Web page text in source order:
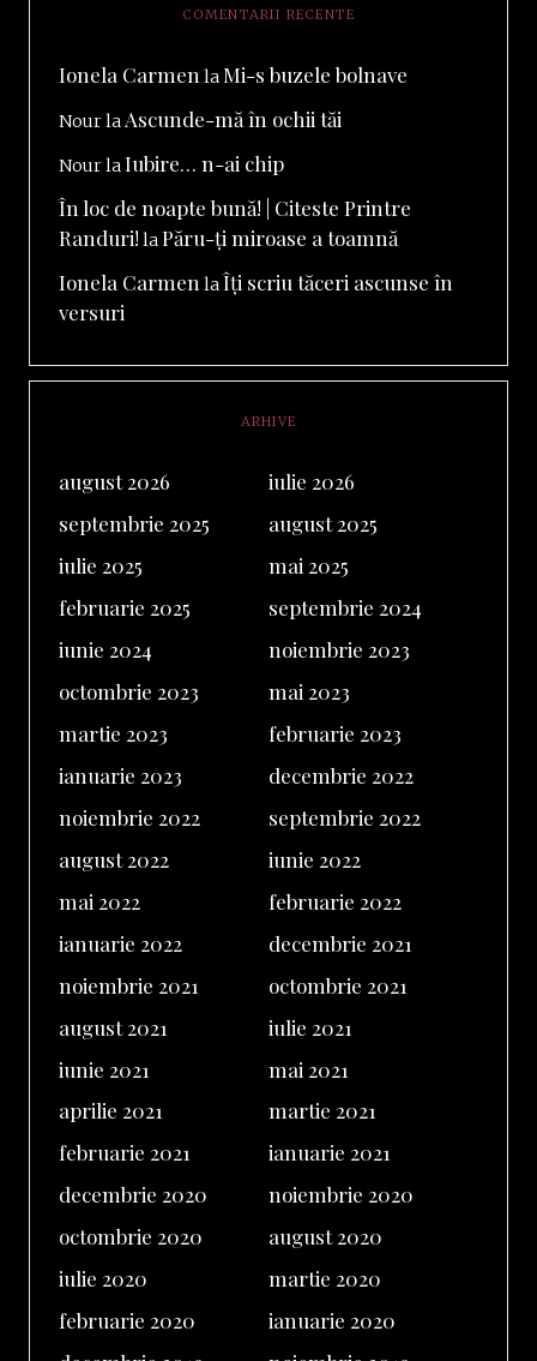
COMENTARII RECENTE
Ionela Carmen laMi-s buzele bolnave
Nourla Ascunde-mă în ochii tăi
NourlaIubire… n-ai chip
În loc de noapte bună! | Citeste Printre
Randuri! laPăru-ți miroase a toamnă
Ionela Carmen laÎți scriu tăceri ascunse în
versuri
ARHIVE
august 2026
iulie 2026
septembrie 2025
august 2025
iulie 2025
mai 2025
februarie 2025
septembrie 2024
iunie 2024
noiembrie 2023
octombrie 2023
mai 2023
martie 2023
februarie 2023
ianuarie 2023
decembrie 2022
noiembrie 2022
septembrie 2022
august 2022
iunie 2022
mai 2022
februarie 2022
ianuarie 2022
decembrie 2021
noiembrie 2021
octombrie 2021
august 2021
iulie 2021
iunie 2021
mai 2021
aprilie 2021
martie 2021
februarie 2021
ianuarie 2021
decembrie 2020
noiembrie 2020
octombrie 2020
august 2020
iulie 2020
martie 2020
februarie 2020
ianuarie 2020